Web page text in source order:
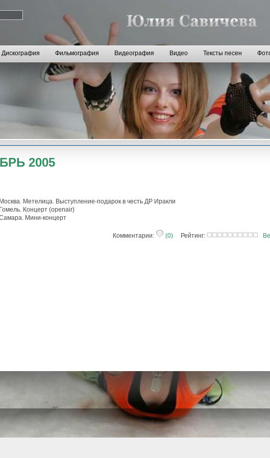
Дискография Фильмография Видеография Видео Тексты песен
2005
Метелица. Выступление-подарок в честь ДР Иракли
Концерт (openair)
Мини-концерт
Комментарии: (0) Рейтинг: